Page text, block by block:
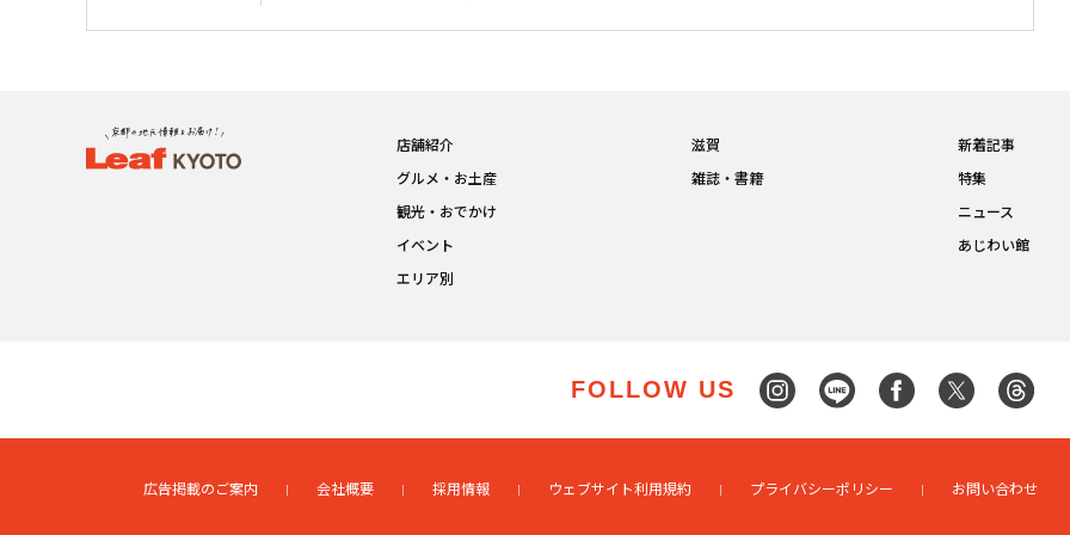
店舗紹介
グルメ・お土産
観光・おでかけ
イベント
エリア別
滋賀
雑誌・書籍
新着記事
特集
ニュース
あじわい館
FOLLOW US
広告掲載のご案内 会社概要 採用情報 ウェブサイト利用規約 プライバシーポリシー お問い合わせ